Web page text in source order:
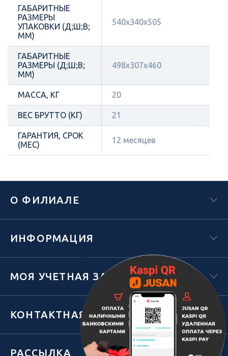
ГАБАРИТНЫЕ
РАЗМЕРЫ
УПАКОВКИ (Д;Ш;В;
ММ)
540х340х505
ГАБАРИТНЫЕ
РАЗМЕРЫ (Д;Ш;В;
ММ)
498х307х460
МАССА, КГ 20
ВЕС БРУТТО (КГ) 21
ГАРАНТИЯ, СРОК
(МЕС)
12 месяцев
Х
О ФИЛИАЛЕ
ИНФОРМАЦИЯ
МОЯ УЧЕТНАЯ ЗАПИСЬ
КОНТАКТНАЯ ИНФОРМАЦИЯ
РАССЫЛКА